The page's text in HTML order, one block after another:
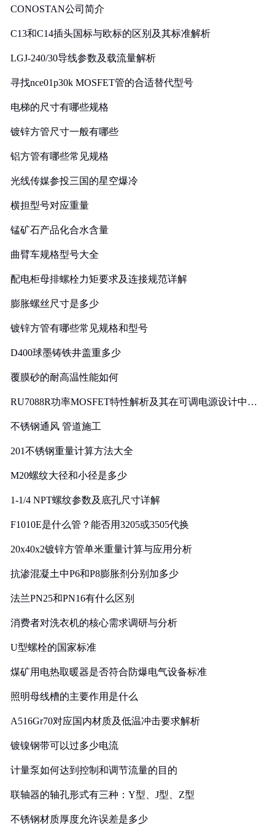
CONOSTAN公司简介
C13和C14插头国标与欧标的区别及其标准解析
LGJ-240/30导线参数及载流量解析
寻找nce01p30k MOSFET管的合适替代型号
电梯的尺寸有哪些规格
镀锌方管尺寸一般有哪些
铝方管有哪些常见规格
光线传媒参投三国的星空爆冷
横担型号对应重量
锰矿石产品化合水含量
曲臂车规格型号大全
配电柜母排螺栓力矩要求及连接规范详解
膨胀螺丝尺寸是多少
镀锌方管有哪些常见规格和型号
D400球墨铸铁井盖重多少
覆膜砂的耐高温性能如何
RU7088R功率MOSFET特性解析及其在可调电源设计中的
不锈钢通风 管道施工
201不锈钢重量计算方法大全
M20螺纹大径和小径是多少
1-1/4 NPT螺纹参数及底孔尺寸详解
F1010E是什么管？能否用3205或3505代换
20x40x2镀锌方管单米重量计算与应用分析
抗渗混凝土中P6和P8膨胀剂分别加多少
法兰PN25和PN16有什么区别
消费者对洗衣机的核心需求调研与分析
U型螺栓的国家标准
煤矿用电热取暖器是否符合防爆电气设备标准
照明母线槽的主要作用是什么
A516Gr70对应国内材质及低温冲击要求解析
镀镍钢带可以过多少电流
计量泵如何达到控制和调节流量的目的
联轴器的轴孔形式有三种：Y型、J型、Z型
不锈钢材质厚度允许误差是多少